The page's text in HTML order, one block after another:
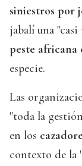
siniestros por
jabalí una
peste africana
especie.
Las
"toda la
en los
contexto de la